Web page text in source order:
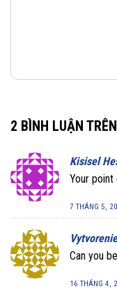
2 BÌNH LUẬN
Kisisel
Your
7 THÁNG 5,
Can you
16 THÁNG 4,